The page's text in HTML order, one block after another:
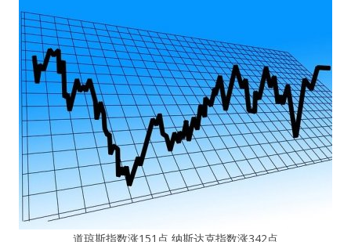
道琼斯指数涨151点 纳斯达克指数涨342点